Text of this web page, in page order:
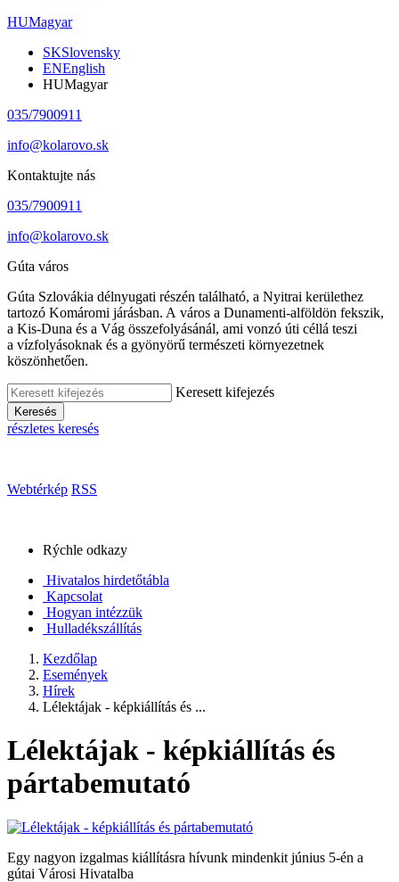
HUMagyar
SKSlovensky
ENEnglish
HUMagyar
035/7900911
info@kolarovo.sk
Kontaktujte nás
035/7900911
info@kolarovo.sk
Gúta város
Gúta Szlovákia délnyugati részén található, a Nyitrai kerülethez
tartozó Komáromi járásban. A város a Dunamenti-alföldön fekszik,
a Kis-Duna és a Vág összefolyásánál, ami vonzó úti céllá teszi
a vízfolyásoknak és a gyönyörű természeti környezetnek
köszönhetően.
Keresett kifejezés
Keresés
részletes keresés
Webtérkép RSS
Rýchle odkazy
Hivatalos hirdetőtábla
Kapcsolat
Hogyan intézzük
Hulladékszállítás
Kezdőlap
Események
Hírek
Lélektájak - képkiállítás és ...
Lélektájak - képkiállítás és
pártabemutató
Egy nagyon izgalmas kiállításra hívunk mindenkit június 5-én a
gútai Városi Hivatalba